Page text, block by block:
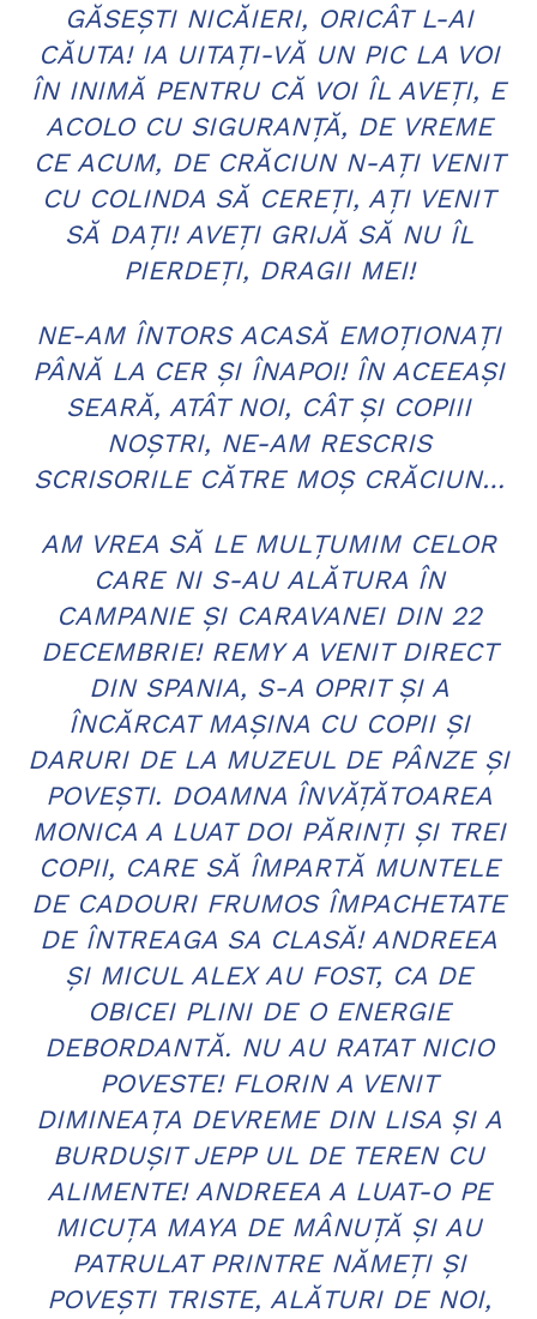
GĂSEŞTI NICĂIERI, ORICÂT L-AI
CĂUTA! IA UITAŢI-VĂ UN PIC LA VOI
ÎN INIMĂ PENTRU CĂ VOI ÎL AVEŢI, E
ACOLO CU SIGURANŢĂ, DE VREME
CE ACUM, DE CRĂCIUN N-AŢI VENIT
CU COLINDA SĂ CEREŢI, AŢI VENIT
SĂ DAŢI! AVEŢI GRIJĂ SĂ NU ÎL
PIERDEŢI, DRAGII MEI!
NE-AM ÎNTORS ACASĂ EMOŢIONAŢI
PÂNĂ LA CER ŞI ÎNAPOI! ÎN ACEEAŞI
SEARĂ, ATÂT NOI, CÂT ŞI COPIII
NOŞTRI, NE-AM RESCRIS
SCRISORILE CĂTRE MOŞ CRĂCIUN…
AM VREA SĂ LE MULŢUMIM CELOR
CARE NI S-AU ALĂTURA ÎN
CAMPANIE ŞI CARAVANEI DIN 22
DECEMBRIE! REMY A VENIT DIRECT
DIN SPANIA, S-A OPRIT ŞI A
ÎNCĂRCAT MAŞINA CU COPII ŞI
DARURI DE LA MUZEUL DE PÂNZE ŞI
POVEŞTI. DOAMNA ÎNVĂŢĂTOAREA
MONICA A LUAT DOI PĂRINŢI ŞI TREI
COPII, CARE SĂ ÎMPARTĂ MUNTELE
DE CADOURI FRUMOS ÎMPACHETATE
DE ÎNTREAGA SA CLASĂ! ANDREEA
ŞI MICUL ALEX AU FOST, CA DE
OBICEI PLINI DE O ENERGIE
DEBORDANTĂ. NU AU RATAT NICIO
POVESTE! FLORIN A VENIT
DIMINEAŢA DEVREME DIN LISA ŞI A
BURDUŞIT JEPP UL DE TEREN CU
ALIMENTE! ANDREEA A LUAT-O PE
MICUŢA MAYA DE MÂNUŢĂ ŞI AU
PATRULAT PRINTRE NĂMEŢI ŞI
POVEŞTI TRISTE, ALĂTURI DE NOI,